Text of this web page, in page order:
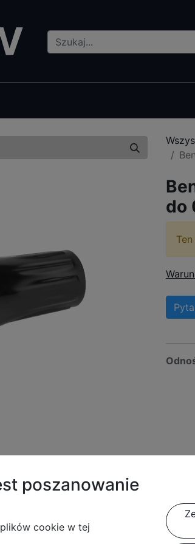
do
produktu
poszanowanie
cookie w tej